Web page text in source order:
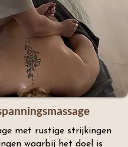
met rustige strijkingen
waarbij het doel is